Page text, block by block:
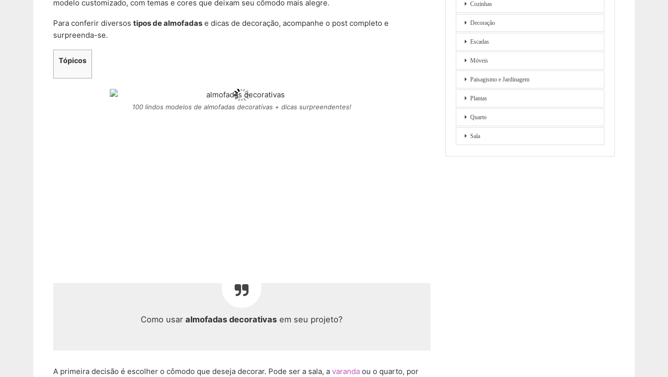
modelo customizado, com temas e cores que deixam seu cômodo mais alegre.
Para conferir diversos tipos de almofadas e dicas de decoração, acompanhe o post completo e
surpreenda-se.
Tópicos
100 lindos modelos de almofadas decorativas + dicas surpreendentes!
Como usaralmofadas decorativas em seu projeto?
A primeira decisão é escolher o cômodo que deseja decorar. Pode ser a sala, a varanda ou o quarto, por
Cozinhas
Decoração
Escadas
Móveis
Paisagismo e Jardinagem
Plantas
Quarto
Sala